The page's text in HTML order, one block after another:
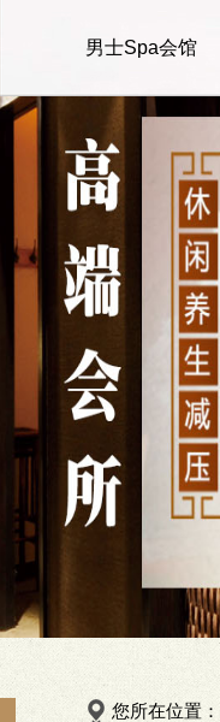
男士Spa会馆
您所在位置：